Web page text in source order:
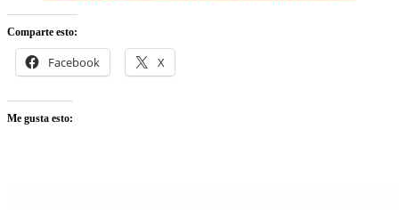
Comparte esto:
Facebook X
Me gusta esto: